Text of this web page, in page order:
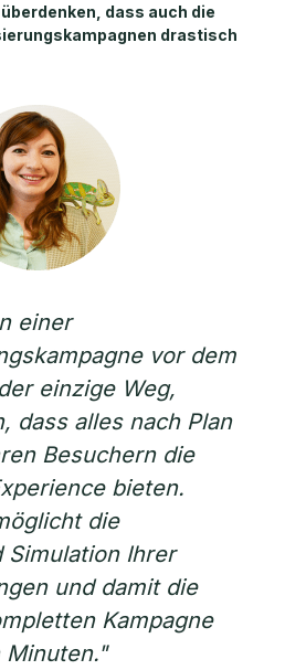
dass auch die
drastisch
einer
vor dem
einzige Weg,
dass alles nach Plan
Besuchern die
bieten.
die
Simulation Ihrer
und damit die
Kampagne
Minuten."